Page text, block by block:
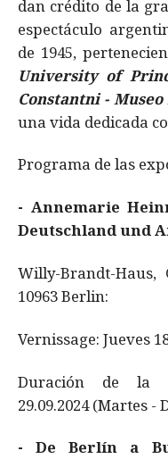
dan crédito de la
espectáculo
de 1945,
University of
Constantni - Museo
una vida dedicada
Programa de las
- Annemarie
Deutschland und
Willy-Brandt-Haus,
10963 Berlin:
Vernissage: Jueves
Duración de la
29.09.2024 (Martes -
- De Berlín a